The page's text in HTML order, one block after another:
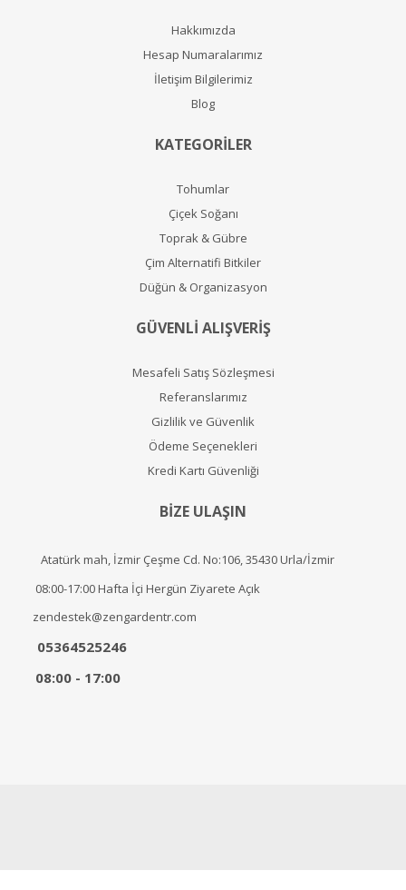
Hakkımızda
Hesap Numaralarımız
İletişim Bilgilerimiz
Blog
KATEGORİLER
Tohumlar
Çiçek Soğanı
Toprak & Gübre
Çim Alternatifi Bitkiler
Düğün & Organizasyon
GÜVENLİ ALIŞVERİŞ
Mesafeli Satış Sözleşmesi
Referanslarımız
Gizlilik ve Güvenlik
Ödeme Seçenekleri
Kredi Kartı Güvenliği
BİZE ULAŞIN
Atatürk mah, İzmir Çeşme Cd. No:106, 35430 Urla/İzmir
08:00-17:00 Hafta İçi Hergün Ziyarete Açık
zendestek@zengardentr.com
05364525246
08:00 - 17:00